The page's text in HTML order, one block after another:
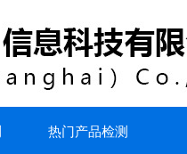
热门产品检测